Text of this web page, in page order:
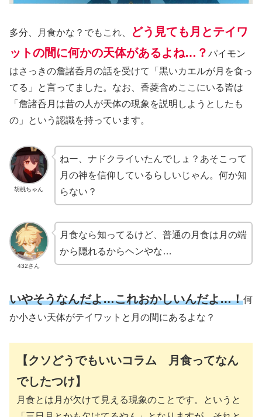
多分、月食かな？でもこれ、
どう見ても月とテイワ
ットの間に何かの天体があるよね…？ パイモン
はさっきの詹諸呑月の話を受けて「黒いカエルが月を食っ
てる」と言ってました。なお、香菱含めここにいる皆は
「詹諸呑月は昔の人が天体の現象を説明しようとしたも
の」という認識を持っています。
胡桃ちゃん
ねー、ナドクライいたんでしょ？あそこって
月の神を信仰しているらしいじゃん。何か知
らない？
432さん
月食なら知ってるけど、普通の月食は月の端
から隠れるからヘンやな…
いやそうなんだよ…これおかしいんだよ…！何
か小さい天体がテイワットと月の間にあるよな？
【クソどうでもいいコラム 月食ってなん
でしたつけ】
月食とは月が欠けて見える現象のことです。というと